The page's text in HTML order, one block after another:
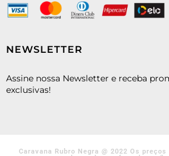
NEWSLETTER
Assine nossa Newsletter e receba
exclusivas!
Caravana Rubro Negra @ 2022 Os